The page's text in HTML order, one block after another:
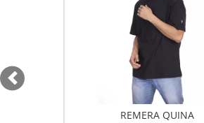
Previous
REMERA QUINA